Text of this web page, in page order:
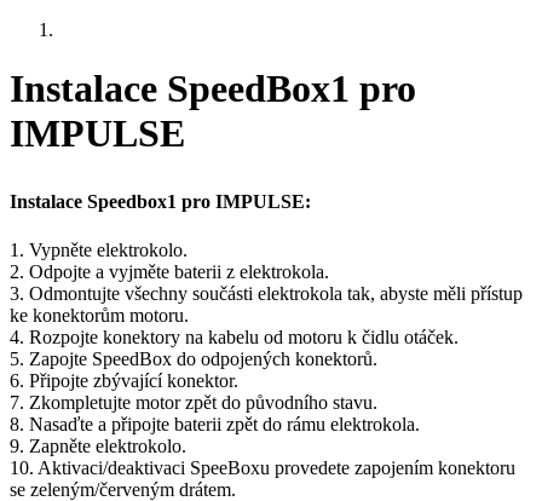
Instalace SpeedBox1 pro
IMPULSE
Instalace Speedbox1 pro IMPULSE:
1. Vypněte elektrokolo.
2. Odpojte a vyjměte baterii z elektrokola.
3. Odmontujte všechny součásti elektrokola tak, abyste měli přístup
ke konektorům motoru.
4. Rozpojte konektory na kabelu od motoru k čidlu otáček.
5. Zapojte SpeedBox do odpojených konektorů.
6. Připojte zbývající konektor.
7. Zkompletujte motor zpět do původního stavu.
8. Nasaďte a připojte baterii zpět do rámu elektrokola.
9. Zapněte elektrokolo.
10. Aktivaci/deaktivaci SpeeBoxu provedete zapojením konektoru
se zeleným/červeným drátem.